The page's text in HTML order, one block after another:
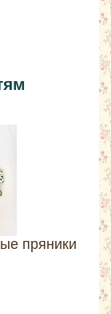
пряники